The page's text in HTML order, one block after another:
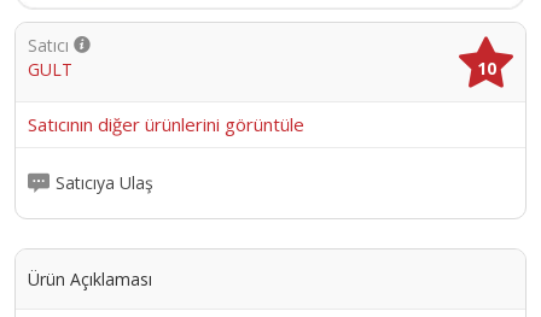
Satıcı
GULT
10
Satıcının diğer ürünlerini görüntüle
Satıcıya Ulaş
Ürün Açıklaması